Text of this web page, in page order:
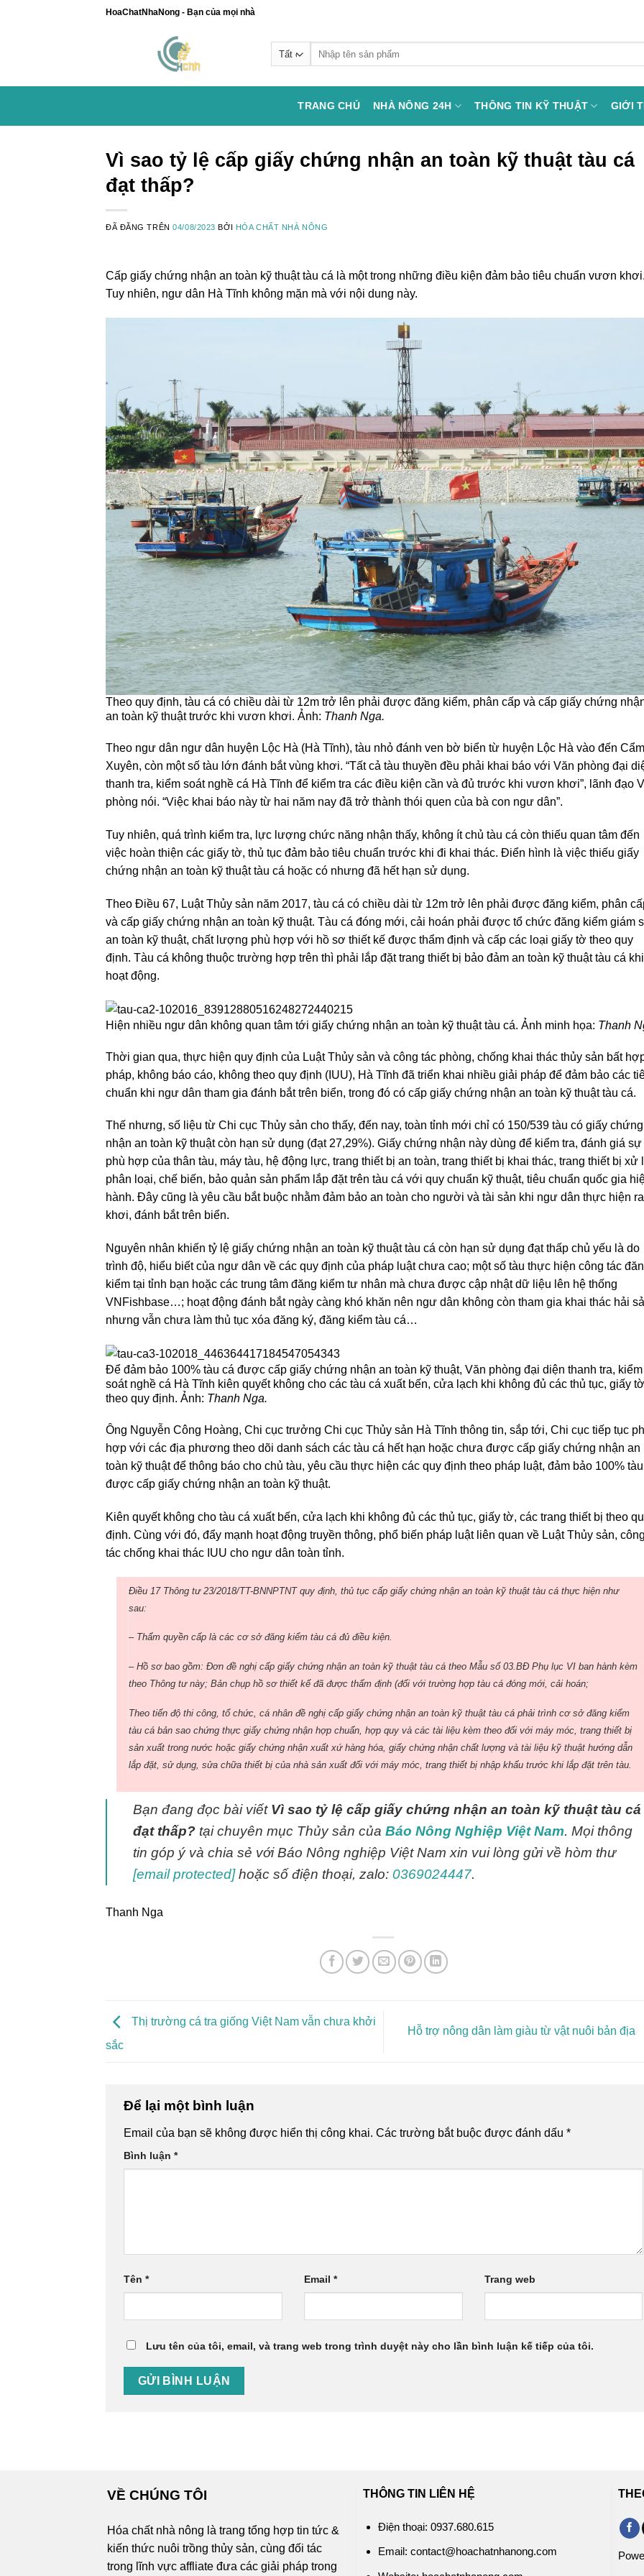
HoaChatNhaNong - Bạn của mọi nhà
TRANG CHỦ NHÀ NÔNG 24H THÔNG TIN KỸ THUẬT GIỚI
Vì sao tỷ lệ cấp giấy chứng nhận an toàn kỹ thuật tàu cá
đạt thấp?
ĐÃ ĐĂNG TRÊN04/08/2023 BỞI HÓA CHẤT NHÀ NÔNG
Cấp giấy chứng nhận an toàn kỹ thuật tàu cá là một trong những điều kiện đảm bảo tiêu chuẩn vươn khơi.
Tuy nhiên, ngư dân Hà Tĩnh không mặn mà với nội dung này.
Theo quy định, tàu cá có chiều dài từ 12m trở lên phải được đăng kiểm, phân cấp và cấp giấy chứng
an toàn kỹ thuật trước khi vươn khơi. Ảnh: Thanh Nga.
Theo ngư dân ngư dân huyện Lộc Hà (Hà Tĩnh), tàu nhỏ đánh ven bờ biển từ huyện Lộc Hà vào đến Cẩm
Xuyên, còn một số tàu lớn đánh bắt vùng khơi. “Tất cả tàu thuyền đều phải khai báo với Văn phòng đại
thanh tra, kiểm soát nghề cá Hà Tĩnh để kiểm tra các điều kiện cần và đủ trước khi vươn khơi”, lãnh đạo
phòng nói. “Việc khai báo này từ hai năm nay đã trở thành thói quen của bà con ngư dân”.
Tuy nhiên, quá trình kiểm tra, lực lượng chức năng nhận thấy, không ít chủ tàu cá còn thiếu quan tâm đến
việc hoàn thiện các giấy tờ, thủ tục đảm bảo tiêu chuẩn trước khi đi khai thác. Điển hình là việc thiếu giấy
chứng nhận an toàn kỹ thuật tàu cá hoặc có nhưng đã hết hạn sử dụng.
Theo Điều 67, Luật Thủy sản năm 2017, tàu cá có chiều dài từ 12m trở lên phải được đăng kiểm, phân
và cấp giấy chứng nhận an toàn kỹ thuật. Tàu cá đóng mới, cải hoán phải được tổ chức đăng kiểm giám
an toàn kỹ thuật, chất lượng phù hợp với hồ sơ thiết kế được thẩm định và cấp các loại giấy tờ theo quy
định. Tàu cá không thuộc trường hợp trên thì phải lắp đặt trang thiết bị bảo đảm an toàn kỹ thuật tàu cá khi
hoạt động.
Hiện nhiều ngư dân không quan tâm tới giấy chứng nhận an toàn kỹ thuật tàu cá. Ảnh minh họa: Thanh
Thời gian qua, thực hiện quy định của Luật Thủy sản và công tác phòng, chống khai thác thủy sản bất
pháp, không báo cáo, không theo quy định (IUU), Hà Tĩnh đã triển khai nhiều giải pháp để đảm bảo các
chuẩn khi ngư dân tham gia đánh bắt trên biển, trong đó có cấp giấy chứng nhận an toàn kỹ thuật tàu cá.
Thế nhưng, số liệu từ Chi cục Thủy sản cho thấy, đến nay, toàn tỉnh mới chỉ có 150/539 tàu có giấy chứng
nhận an toàn kỹ thuật còn hạn sử dụng (đạt 27,29%). Giấy chứng nhận này dùng để kiểm tra, đánh giá sự
phù hợp của thân tàu, máy tàu, hệ động lực, trang thiết bị an toàn, trang thiết bị khai thác, trang thiết bị xử
phân loại, chế biến, bảo quản sản phẩm lắp đặt trên tàu cá với quy chuẩn kỹ thuật, tiêu chuẩn quốc gia
hành. Đây cũng là yêu cầu bắt buộc nhằm đảm bảo an toàn cho người và tài sản khi ngư dân thực hiện ra
khơi, đánh bắt trên biển.
Nguyên nhân khiến tỷ lệ giấy chứng nhận an toàn kỹ thuật tàu cá còn hạn sử dụng đạt thấp chủ yếu là do
trình độ, hiểu biết của ngư dân về các quy định của pháp luật chưa cao; một số tàu thực hiện công tác
kiểm tại tỉnh bạn hoặc các trung tâm đăng kiểm tư nhân mà chưa được cập nhật dữ liệu lên hệ thống
VNFishbase…; hoạt động đánh bắt ngày càng khó khăn nên ngư dân không còn tham gia khai thác hải
nhưng vẫn chưa làm thủ tục xóa đăng ký, đăng kiểm tàu cá…
Để đảm bảo 100% tàu cá được cấp giấy chứng nhận an toàn kỹ thuật, Văn phòng đại diện thanh tra, kiểm
soát nghề cá Hà Tĩnh kiên quyết không cho các tàu cá xuất bến, cửa lạch khi không đủ các thủ tục, giấy tờ
theo quy định. Ảnh: Thanh Nga.
Ông Nguyễn Công Hoàng, Chi cục trưởng Chi cục Thủy sản Hà Tĩnh thông tin, sắp tới, Chi cục tiếp tục
hợp với các địa phương theo dõi danh sách các tàu cá hết hạn hoặc chưa được cấp giấy chứng nhận an
toàn kỹ thuật để thông báo cho chủ tàu, yêu cầu thực hiện các quy định theo pháp luật, đảm bảo 100%
được cấp giấy chứng nhận an toàn kỹ thuật.
Kiên quyết không cho tàu cá xuất bến, cửa lạch khi không đủ các thủ tục, giấy tờ, các trang thiết bị theo
định. Cùng với đó, đẩy mạnh hoạt động truyền thông, phổ biến pháp luật liên quan về Luật Thủy sản, công
tác chống khai thác IUU cho ngư dân toàn tỉnh.
Điều 17 Thông tư 23/2018/TT-BNNPTNT quy định, thủ tục cấp giấy chứng nhận an toàn kỹ thuật tàu cá thực hiện như
sau:
– Thẩm quyền cấp là các cơ sở đăng kiểm tàu cá đủ điều kiện.
– Hồ sơ bao gồm: Đơn đề nghị cấp giấy chứng nhận an toàn kỹ thuật tàu cá theo Mẫu số 03.BĐ Phụ lục VI ban hành kèm
theo Thông tư này; Bản chụp hồ sơ thiết kế đã được thẩm định (đối với trường hợp tàu cá đóng mới, cải hoán;
Theo tiến độ thi công, tổ chức, cá nhân đề nghị cấp giấy chứng nhận an toàn kỹ thuật tàu cá phải trình cơ sở đăng kiểm
tàu cá bản sao chứng thực giấy chứng nhận hợp chuẩn, hợp quy và các tài liệu kèm theo đối với máy móc, trang thiết bị
sản xuất trong nước hoặc giấy chứng nhận xuất xứ hàng hóa, giấy chứng nhận chất lượng và tài liệu kỹ thuật hướng dẫn
lắp đặt, sử dụng, sửa chữa thiết bị của nhà sản xuất đối với máy móc, trang thiết bị nhập khẩu trước khi lắp đặt trên tàu.
Bạn đang đọc bài viết Vì sao tỷ lệ cấp giấy chứng nhận an toàn kỹ thuật tàu cá
đạt thấp? tại chuyên mục Thủy sản của Báo Nông Nghiệp Việt Nam. Mọi thông
tin góp ý và chia sẻ với Báo Nông nghiệp Việt Nam xin vui lòng gửi về hòm thư
[email protected]hoặc số điện thoại, zalo: 0369024447.
Thanh Nga
Thị trường cá tra giống Việt Nam vẫn chưa khởi
sắc
Hỗ trợ nông dân làm giàu từ vật nuôi bản địa
Để lại một bình luận
Email của bạn sẽ không được hiển thị công khai. Các trường bắt buộc được đánh dấu *
Bình luận *
Tên * Email * Trang web
Lưu tên của tôi, email, và trang web trong trình duyệt này cho lần bình luận kế tiếp của tôi.
VỀ CHÚNG TÔI
Hóa chất nhà nông là trang tổng hợp tin tức &
kiến thức nuôi trồng thủy sản, cùng đối tác
trong lĩnh vực affliate đưa các giải pháp trong
THÔNG TIN LIÊN HỆ
Điện thoại: 0937.680.615
Email: contact@hoachatnhanong.com